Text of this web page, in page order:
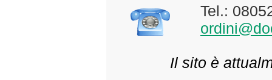
Tel.:
Il sito è